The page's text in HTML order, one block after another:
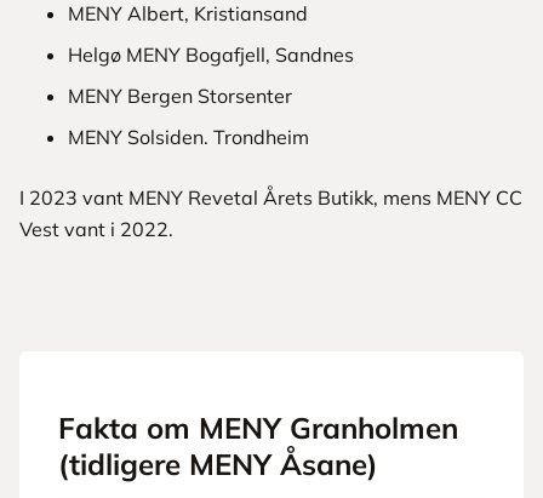
MENY Albert, Kristiansand
Helgø MENY Bogafjell, Sandnes
MENY Bergen Storsenter
MENY Solsiden. Trondheim
I 2023 vant MENY Revetal Årets Butikk, mens MENY CC
Vest vant i 2022.
Fakta om MENY Granholmen
(tidligere MENY Åsane)